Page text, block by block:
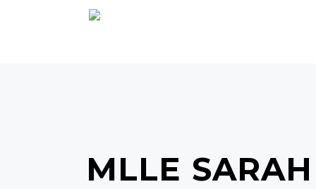
MLLE SARAH